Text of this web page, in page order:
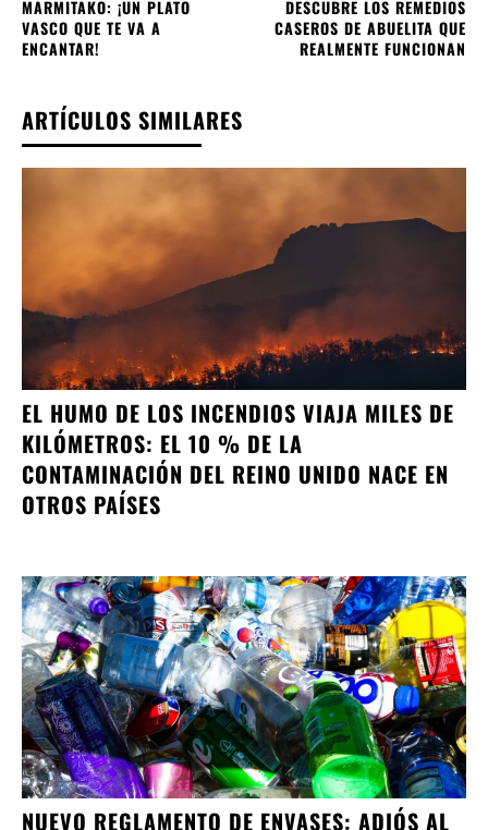
MARMITAKO: ¡UN PLATO
VASCO QUE TE VA A
ENCANTAR!
DESCUBRE LOS REMEDIOS
CASEROS DE ABUELITA QUE
REALMENTE FUNCIONAN
ARTÍCULOS SIMILARES
EL HUMO DE LOS INCENDIOS VIAJA MILES DE
KILÓMETROS: EL 10 % DE LA
CONTAMINACIÓN DEL REINO UNIDO NACE EN
OTROS PAÍSES
NUEVO REGLAMENTO DE ENVASES: ADIÓS AL